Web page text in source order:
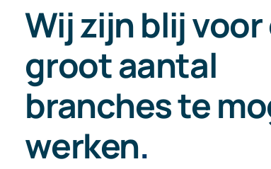
Wij zijn blij voor
groot aantal
branches te
werken.